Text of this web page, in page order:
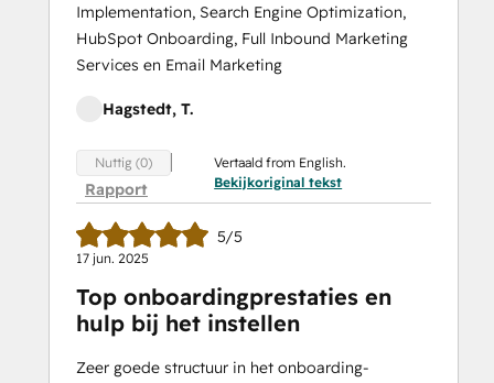
Implementation, Search Engine Optimization,
HubSpot Onboarding, Full Inbound Marketing
Services en Email Marketing
Hagstedt, T.
Nuttig (0)
Rapport
Vertaald from English.
Bekijkoriginal tekst
5/5
17 jun. 2025
Top onboardingprestaties en
hulp bij het instellen
Zeer goede structuur in het onboarding-